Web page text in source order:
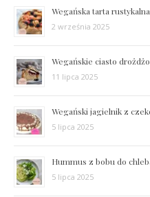
Wegańska tarta
2 września 2025
Wegańskie ciasto
11 lipca 2025
Wegański jagielnik z
5 lipca 2025
Hummus z bobu do
5 lipca 2025